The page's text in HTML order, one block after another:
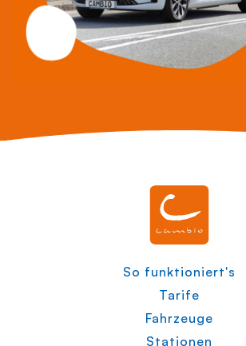
So funktioniert's
Tarife
Fahrzeuge
Stationen